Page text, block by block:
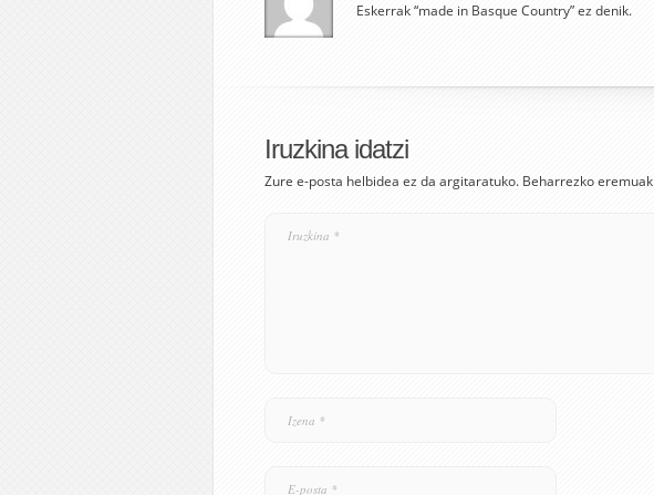
Eskerrak “made in Basque Country” ez denik.
Iruzkina idatzi
Zure e-posta helbidea ez da argitaratuko. Beharrezko eremuak